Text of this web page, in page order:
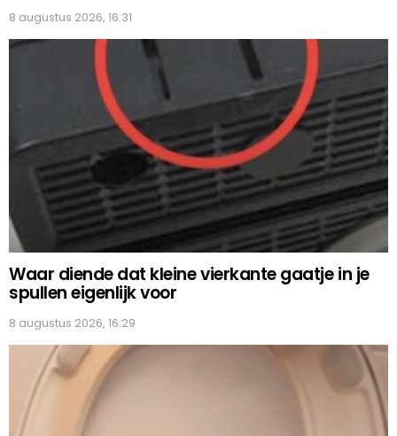
8 augustus 2026, 16:31
Waar diende dat kleine vierkante gaatje in je
spullen eigenlijk voor
8 augustus 2026, 16:29